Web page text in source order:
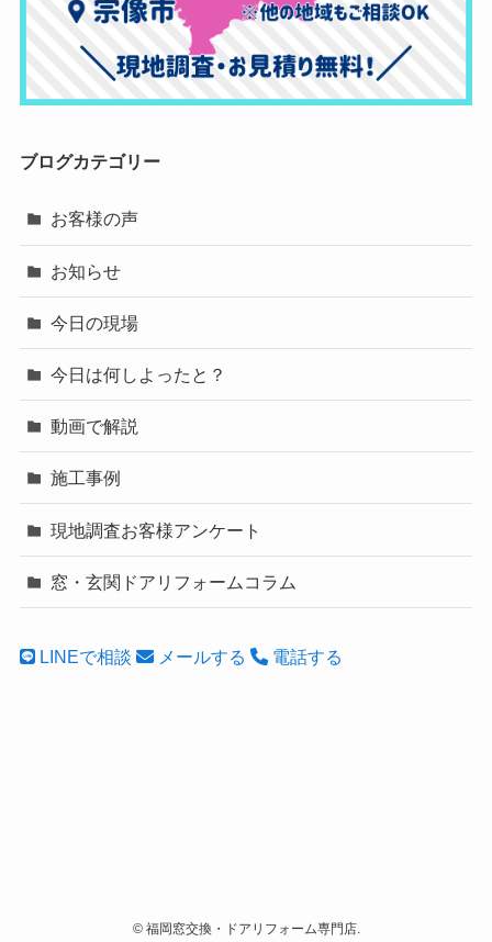
ブログカテゴリー
お客様の声
お知らせ
今日の現場
今日は何しよったと？
動画で解説
施工事例
現地調査お客様アンケート
窓・玄関ドアリフォームコラム
LINEで相談 メールする 電話する
©福岡窓交換・ドアリフォーム専門店.